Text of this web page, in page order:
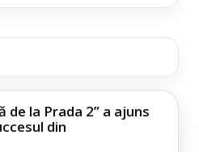
de la Prada 2” a ajuns
din